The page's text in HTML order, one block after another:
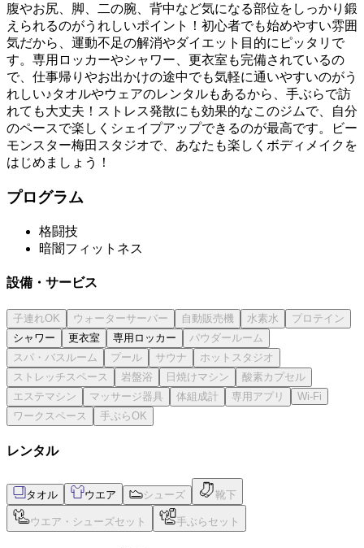
腹やお尻、脚、二の腕、背中など気になる部位をしっかり鍛
えられるのがうれしいポイント！初心者でも始めやすい雰囲
気だから、運動不足の解消やダイエット目的にピッタリで
す。専用ロッカーやシャワー、更衣室も完備されているの
で、仕事帰りやお出かけの途中でも気軽に通いやすいのがう
れしい♪タオルやウェアのレンタルもあるから、手ぶらで訪
れても大丈夫！ストレス発散にも効果的なこのジムで、自分
のペースで楽しくシェイプアップできるのが最高です。ビー
モンスター梅田スタジオで、あなたも楽しくボディメイクを
はじめましょう！
プログラム
格闘技
暗闇フィットネス
設備・サービス
シャワー 更衣室 専用ロッカー
レンタル
タオル ウエア